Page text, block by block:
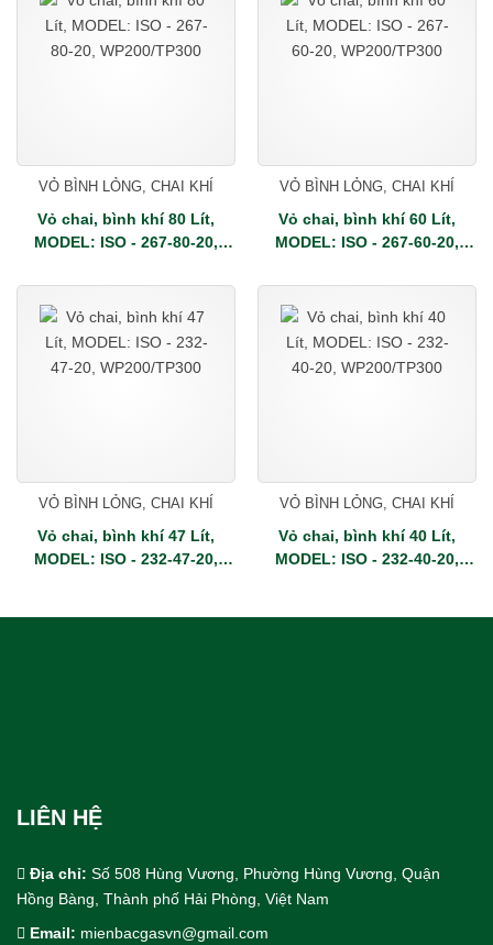
VỎ BÌNH LỎNG, CHAI KHÍ
Vỏ chai, bình khí 80 Lít,
MODEL: ISO - 267-80-20,
VỎ BÌNH LỎNG, CHAI KHÍ
Vỏ chai, bình khí 60 Lít,
MODEL: ISO - 267-60-20,
VỎ BÌNH LỎNG, CHAI KHÍ
Vỏ chai, bình khí 47 Lít,
MODEL: ISO - 232-47-20,
VỎ BÌNH LỎNG, CHAI KHÍ
Vỏ chai, bình khí 40 Lít,
MODEL: ISO - 232-40-20,
LIÊN HỆ
Địa chỉ: Số 508 Hùng Vương, Phường Hùng Vương, Quận
Hồng Bàng, Thành phố Hải Phòng, Việt Nam
Email: mienbacgasvn@gmail.com